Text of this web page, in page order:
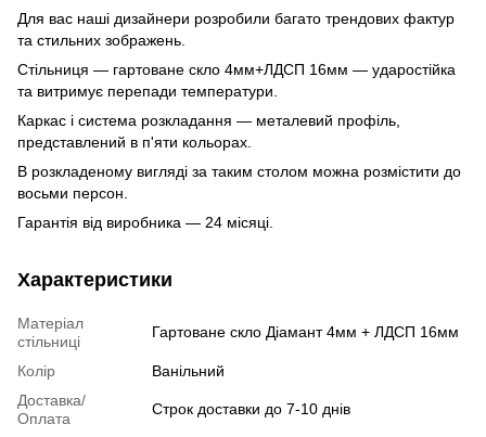
Для вас наші дизайнери розробили багато трендових фактур
та стильних зображень.
Стільниця — гартоване скло 4мм+ЛДСП 16мм — ударостійка
та витримує перепади температури.
Каркас і система розкладання — металевий профіль,
представлений в п'яти кольорах.
В розкладеному вигляді за таким столом можна розмістити до
восьми персон.
Гарантія від виробника — 24 місяці.
Характеристики
Матеріал
стільниці
Гартоване скло Діамант 4мм + ЛДСП 16мм
Колір
Ванільний
Доставка/
Оплата
Строк доставки до 7-10 днів